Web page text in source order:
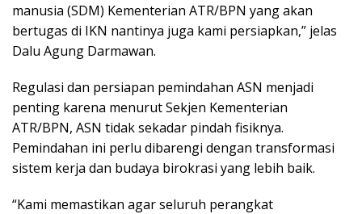
manusia (SDM) Kementerian ATR/BPN yang akan
bertugas di IKN nantinya juga kami persiapkan,” jelas
Dalu Agung Darmawan.
Regulasi dan persiapan pemindahan ASN menjadi
penting karena menurut Sekjen Kementerian
ATR/BPN, ASN tidak sekadar pindah fisiknya.
Pemindahan ini perlu dibarengi dengan transformasi
sistem kerja dan budaya birokrasi yang lebih baik.
“Kami memastikan agar seluruh perangkat